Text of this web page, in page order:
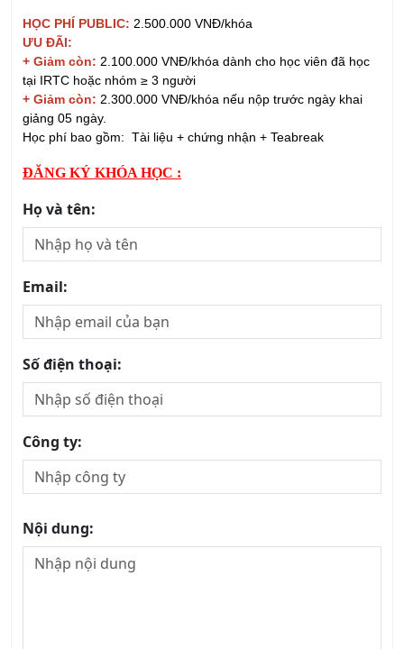
+ Giảm còn: 2.100.000 VNĐ/khóa dành cho học viên đã học
tại IRTC hoặc nhóm ≥ 3 người
+ Giảm còn: 2.300.000 VNĐ/khóa nếu nộp trước ngày khai
giảng 05 ngày.
Học phí bao gồm: Tài liệu + chứng nhận + Teabreak
ĐĂNG KÝ KHÓA HỌC :
Họ và tên:
Email:
Số điện thoại:
Công ty:
Nội dung: